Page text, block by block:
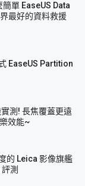
單 EaseUS Data
最好的資料救援
EaseUS Partition
測! 長焦覆蓋更遠
效能~
的 Leica 影像旗艦
測